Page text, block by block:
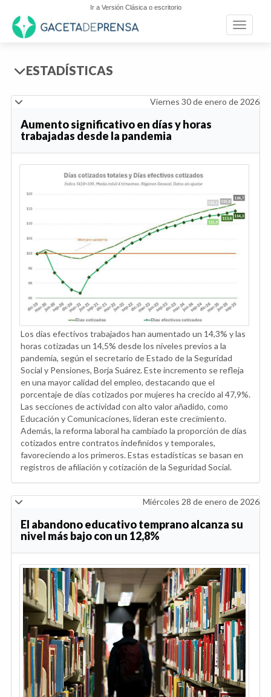
Ir a Versión Clásica o escritorio
Toggle
ESTADÍSTICAS
Viernes 30 de enero de 2026
Aumento significativo en días y horas
trabajadas desde la pandemia
Los días efectivos trabajados han aumentado un 14,3% y las
horas cotizadas un 14,5% desde los niveles previos a la
pandemia, según el secretario de Estado de la Seguridad
Social y Pensiones, Borja Suárez. Este incremento se refleja
en una mayor calidad del empleo, destacando que el
porcentaje de días cotizados por mujeres ha crecido al 47,9%.
Las secciones de actividad con alto valor añadido, como
Educación y Comunicaciones, lideran este crecimiento.
Además, la reforma laboral ha cambiado la proporción de días
cotizados entre contratos indefinidos y temporales,
favoreciendo a los primeros. Estas estadísticas se basan en
registros de afiliación y cotización de la Seguridad Social.
Miércoles 28 de enero de 2026
El abandono educativo temprano alcanza su
nivel más bajo con un 12,8%